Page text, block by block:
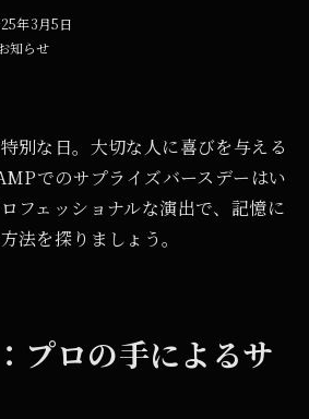
年3月5日
知らせ
別な日。大切な人に喜びを与える
でのサプライズバースデーはい
フェッショナルな演出で、記憶に
法を探りましょう。
プロの手によるサ